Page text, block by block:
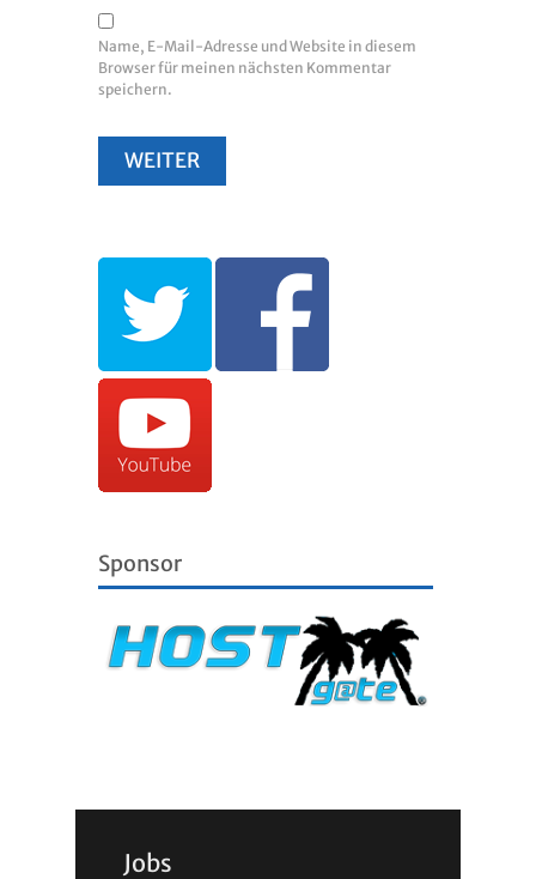
Name, E-Mail-Adresse und Website in diesem
Browser für meinen nächsten Kommentar
speichern.
Sponsor
Jobs